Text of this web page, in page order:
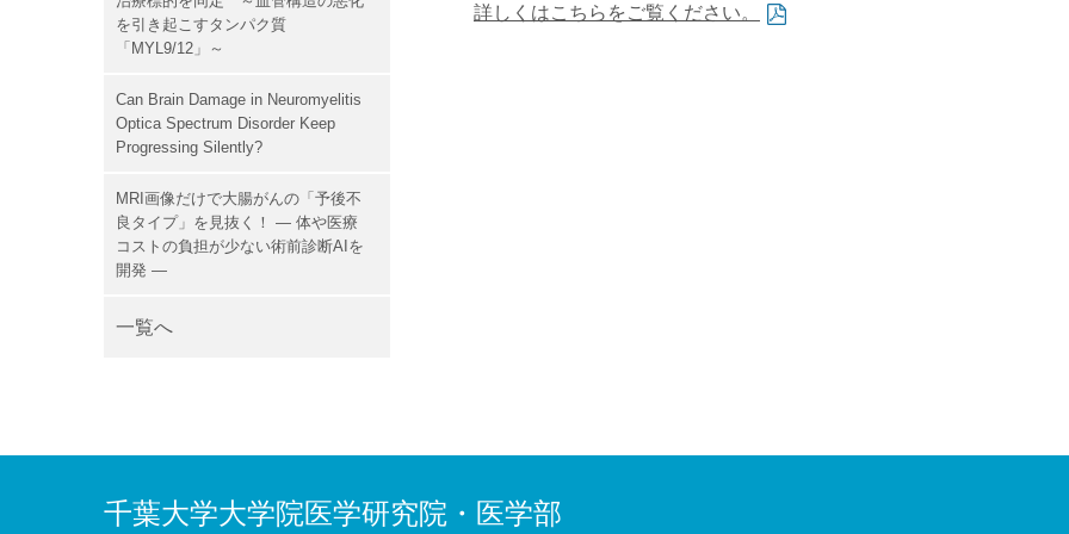
詳しくはこちらをご覧ください。
を引き起こすタンパク質
「MYL9/12」～
Can Brain Damage in Neuromyelitis
Optica Spectrum Disorder Keep
Progressing Silently?
MRI画像だけで大腸がんの「予後不
良タイプ」を見抜く！ ― 体や医療
コストの負担が少ない術前診断AIを
開発 ―
一覧へ
千葉大学大学院医学研究院・医学部